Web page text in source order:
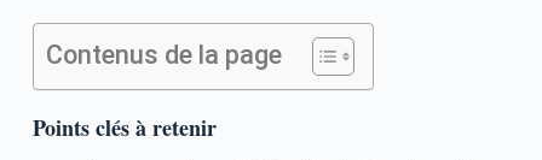
Contenus de la page
Points clés à retenir